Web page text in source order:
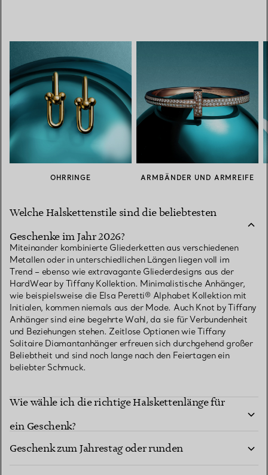
OHRRINGE ARMBÄNDER UND ARMREIFE
Welche Halskettenstile sind die beliebtesten
Geschenke im Jahr 2026?
Miteinander kombinierte Gliederketten aus verschiedenen
Metallen oder in unterschiedlichen Längen liegen voll im
Trend – ebenso wie extravagante Gliederdesigns aus der
HardWear by Tiffany Kollektion. Minimalistische Anhänger,
wie beispielsweise die Elsa Peretti® Alphabet Kollektion mit
Initialen, kommen niemals aus der Mode. Auch Knot by Tiffany
Anhänger sind eine begehrte Wahl, da sie für Verbundenheit
und Beziehungen stehen. Zeitlose Optionen wie Tiffany
Solitaire Diamantanhänger erfreuen sich durchgehend großer
Beliebtheit und sind noch lange nach den Feiertagen ein
beliebter Schmuck.
Wie wähle ich die richtige Halskettenlänge für
ein Geschenk?
Welche Halsketten eignen sich am besten als
Geschenk zum Jahrestag oder runden
Welche Halsketten sind die beste Wahl, wenn ich